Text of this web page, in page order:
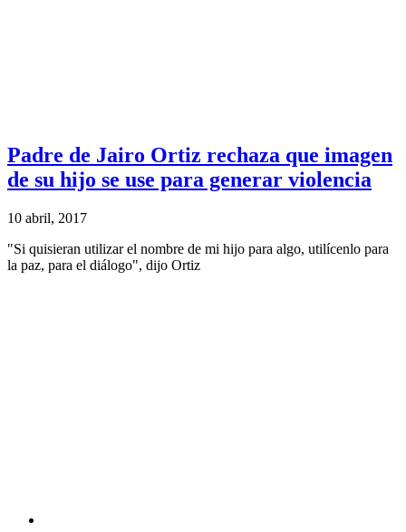
Padre de Jairo Ortiz rechaza que imagen
de su hijo se use para generar violencia
10 abril, 2017
"Si quisieran utilizar el nombre de mi hijo para algo, utilícenlo para
la paz, para el diálogo", dijo Ortiz